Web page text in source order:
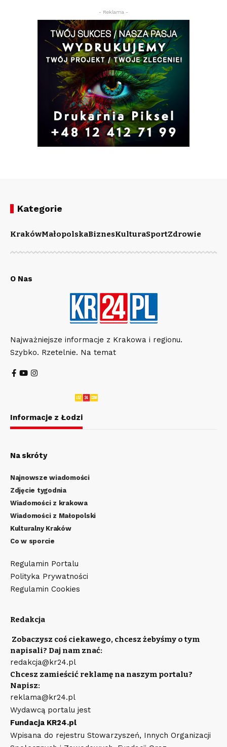
- Reklama -
Kategorie
KrakówMałopolskaBiznesKulturaSportZdrowie
O Nas
Najważniejsze informacje z Krakowa i regionu.
Szybko. Rzetelnie. Na temat
Informacje z Łodzi
Na skróty
Najnowsze wiadomości
Zdjęcie tygodnia
Wiadomości z krakowa
Wiadomości z Małopolski
Kulturalny Kraków
Co w sporcie
Regulamin Portalu
Polityka Prywatności
Regulamin Cookies
Redakcja
Zobaczysz coś ciekawego, chcesz żebyśmy o tym
napisali? Daj nam znać:
redakcja@kr24.pl
Chcesz zamieścić reklamę na naszym portalu?
Napisz:
reklama@kr24.pl
Wydawcą portalu jest
Fundacja KR24.pl
Wpisana do rejestru Stowarzyszeń, Innych Organizacji